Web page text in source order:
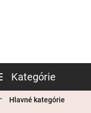
Kategórie
Hlavné kategórie